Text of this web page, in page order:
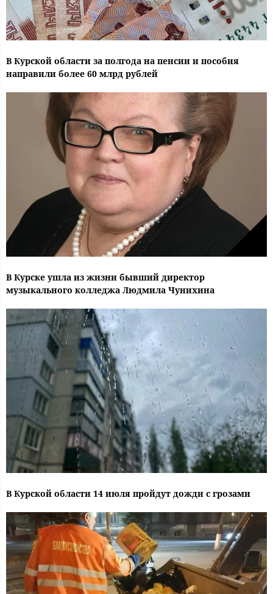
В Курской области за полгода на пенсии и пособия
направили более 60 млрд рублей
В Курске ушла из жизни бывший директор
музыкального колледжа Людмила Чунихина
В Курской области 14 июля пройдут дожди с грозами